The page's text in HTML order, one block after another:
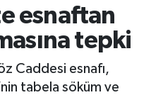
esnaftan
tepki
Caddesi esnafı,
tabela söküm ve